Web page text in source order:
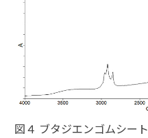
図４ ブタジエンゴムシー